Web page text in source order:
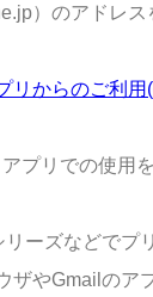
）のアドレ
リからのご利
プリでの使用
ーズなどでプ
ザやGmailのア